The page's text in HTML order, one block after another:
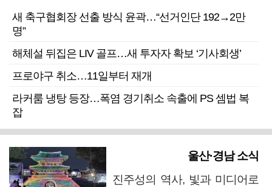
새 축구협회장 선출 방식 윤곽…“선거인단 192→2만
명”
해체설 뒤집은 LIV 골프…새 투자자 확보 ‘기사회생’
프로야구 취소…11일부터 재개
라커룸 냉탕 등장…폭염 경기취소 속출에 PS 셈법 복
잡
울산·경남 소식
진주성의 역사, 빛과 미디어로